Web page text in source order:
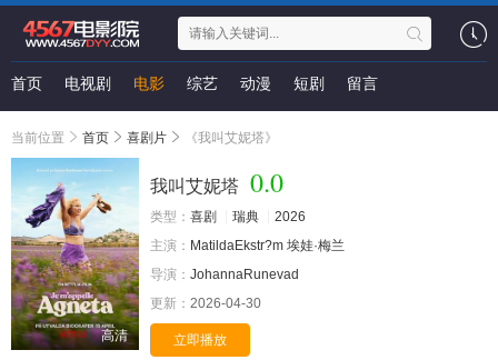
首页 电视剧 电影 综艺 动漫 短剧 留言
当前位置 首页 喜剧片 《我叫艾妮塔》
高清
我叫艾妮塔 0.0
类型： 喜剧 瑞典
2026
主演： MatildaEkstr?m 埃娃·梅兰
导演： JohannaRunevad
更新： 2026-04-30
立即播放